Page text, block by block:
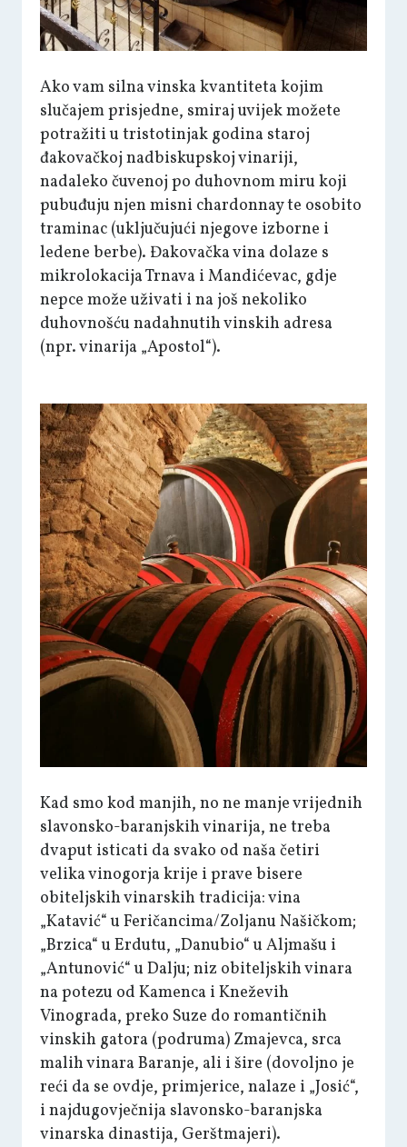
Ako vam silna vinska kvantiteta kojim
slučajem prisjedne, smiraj uvijek možete
potražiti u tristotinjak godina staroj
đakovačkoj nadbiskupskoj vinariji,
nadaleko čuvenoj po duhovnom miru koji
pubuđuju njen misni chardonnay te osobito
traminac (uključujući njegove izborne i
ledene berbe). Đakovačka vina dolaze s
mikrolokacija Trnava i Mandićevac, gdje
nepce može uživati i na još nekoliko
duhovnošću nadahnutih vinskih adresa
(npr. vinarija „Apostol“).
Kad smo kod manjih, no ne manje vrijednih
slavonsko-baranjskih vinarija, ne treba
dvaput isticati da svako od naša četiri
velika vinogorja krije i prave bisere
obiteljskih vinarskih tradicija: vina
„Katavić“ u Feričancima/Zoljanu Našičkom;
„Brzica“ u Erdutu, „Danubio“ u Aljmašu i
„Antunović“ u Dalju; niz obiteljskih vinara
na potezu od Kamenca i Kneževih
Vinograda, preko Suze do romantičnih
vinskih gatora (podruma) Zmajevca, srca
malih vinara Baranje, ali i šire (dovoljno je
reći da se ovdje, primjerice, nalaze i „Josić“,
i najdugovječnija slavonsko-baranjska
vinarska dinastija, Gerštmajeri).